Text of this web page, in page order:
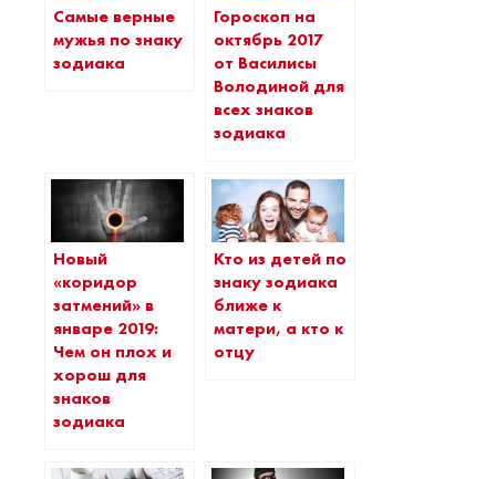
Самые верные
мужья по знаку
зодиака
Гороскоп на
октябрь 2017
от Василисы
Володиной для
всех знаков
зодиака
Новый
«коридор
затмений» в
январе 2019:
Чем он плох и
хорош для
знаков
зодиака
Кто из детей по
знаку зодиака
ближе к
матери, а кто к
отцу